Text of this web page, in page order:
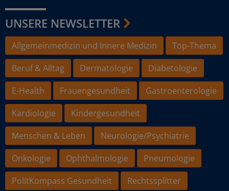
UNSERE NEWSLETTER
Allgemeinmedizin und Innere Medizin
Top-Thema
Beruf & Alltag
Dermatologie
Diabetologie
E-Health
Frauengesundheit
Gastroenterologie
Kardiologie
Kindergesundheit
Menschen & Leben
Neurologie/Psychiatrie
Onkologie
Ophthalmologie
Pneumologie
PolitKompass Gesundheit
Rechtssplitter